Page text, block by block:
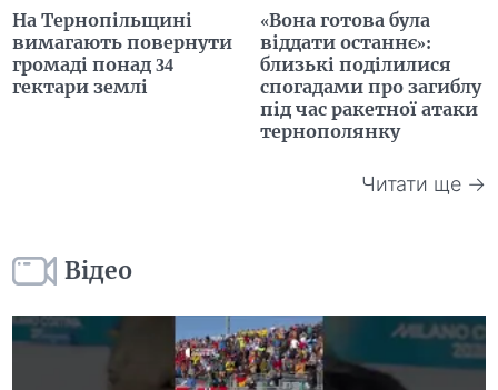
На Тернопільщині
вимагають повернути
громаді понад 34
гектари землі
«Вона готова була
віддати останнє»:
близькі поділилися
спогадами про загиблу
під час ракетної атаки
тернополянку
Читати ще →
Відео